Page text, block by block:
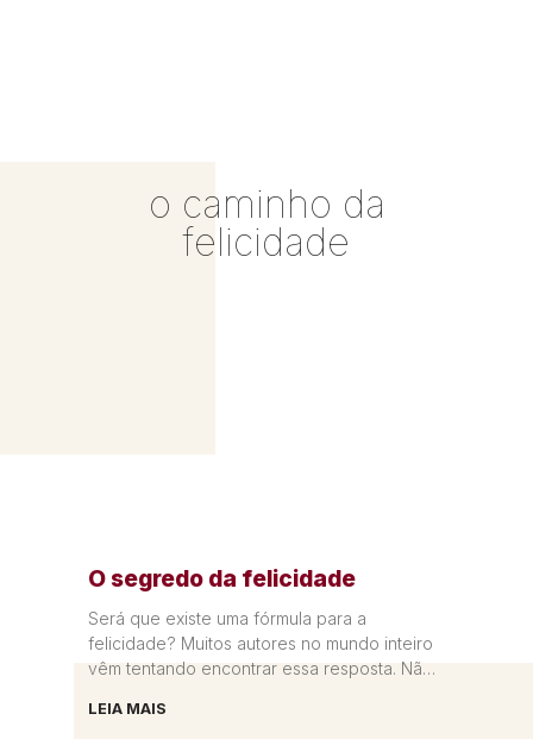
o caminho da
felicidade
O segredo da felicidade
Será que existe uma fórmula para a
felicidade? Muitos autores no mundo inteiro
vêm tentando encontrar essa resposta. Não
LEIA MAIS